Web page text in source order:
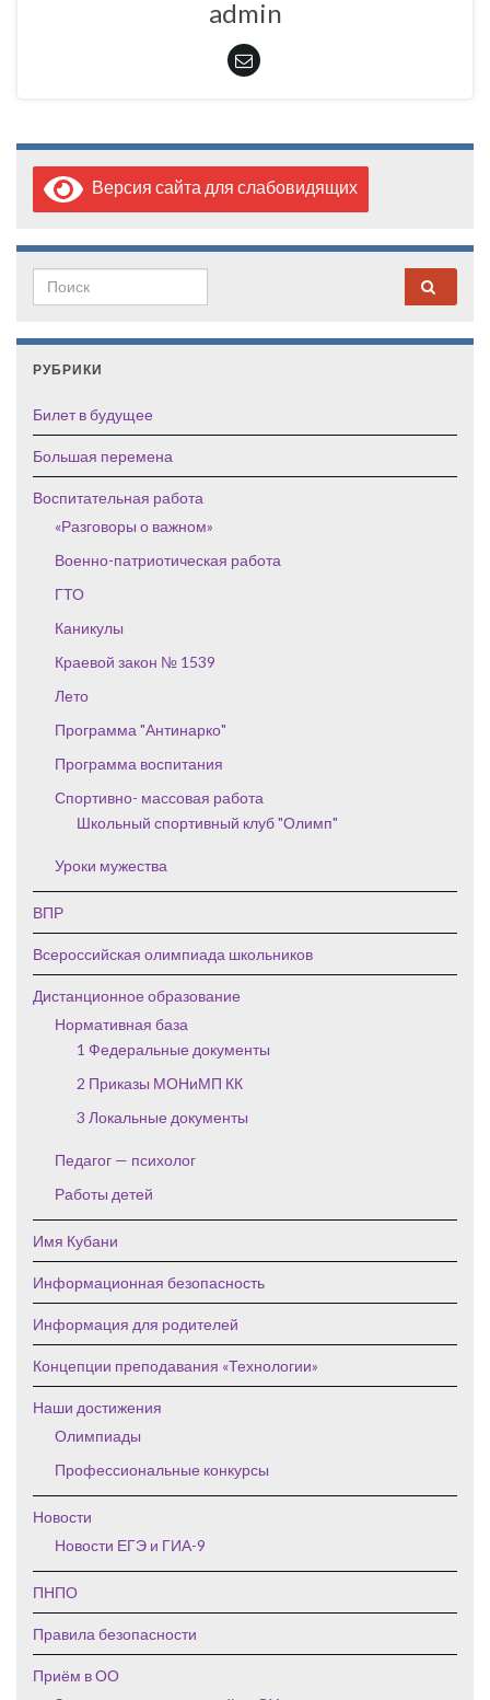
admin
Версия сайта для слабовидящих
Search for:
РУБРИКИ
Билет в будущее
Большая перемена
Воспитательная работа
«Разговоры о важном»
Военно-патриотическая работа
ГТО
Каникулы
Краевой закон № 1539
Лето
Программа "Антинарко"
Программа воспитания
Спортивно- массовая работа
Школьный спортивный клуб "Олимп"
Уроки мужества
ВПР
Всероссийская олимпиада школьников
Дистанционное образование
Нормативная база
1 Федеральные документы
2 Приказы МОНиМП КК
3 Локальные документы
Педагог — психолог
Работы детей
Имя Кубани
Информационная безопасность
Информация для родителей
Концепции преподавания «Технологии»
Наши достижения
Олимпиады
Профессиональные конкурсы
Новости
Новости ЕГЭ и ГИА-9
ПНПО
Правила безопасности
Приём в ОО